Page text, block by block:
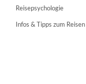
Reisepsychologie
Infos & Tipps zum Reisen